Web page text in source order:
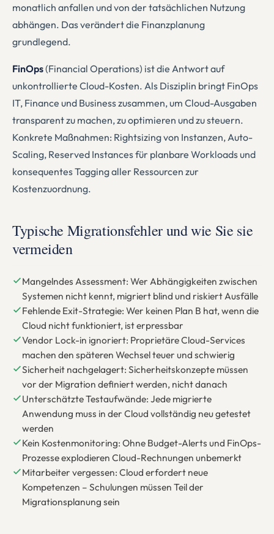
monatlich anfallen und von der tatsächlichen Nutzung
abhängen. Das verändert die Finanzplanung
grundlegend.
FinOps(Financial Operations) ist die Antwort auf
unkontrollierte Cloud-Kosten. Als Disziplin bringt FinOps
IT, Finance und Business zusammen, um Cloud-Ausgaben
transparent zu machen, zu optimieren und zu steuern.
Konkrete Maßnahmen: Rightsizing von Instanzen, Auto-
Scaling, Reserved Instances für planbare Workloads und
konsequentes Tagging aller Ressourcen zur
Kostenzuordnung.
Typische Migrationsfehler und wie Sie sie
vermeiden
Mangelndes Assessment: Wer Abhängigkeiten zwischen
Systemen nicht kennt, migriert blind und riskiert Ausfälle
Fehlende Exit-Strategie: Wer keinen Plan B hat, wenn die
Cloud nicht funktioniert, ist erpressbar
Vendor Lock-in ignoriert: Proprietäre Cloud-Services
machen den späteren Wechsel teuer und schwierig
Sicherheit nachgelagert: Sicherheitskonzepte müssen
vor der Migration definiert werden, nicht danach
Unterschätzte Testaufwände: Jede migrierte
Anwendung muss in der Cloud vollständig neu getestet
werden
Kein Kostenmonitoring: Ohne Budget-Alerts und FinOps-
Prozesse explodieren Cloud-Rechnungen unbemerkt
Mitarbeiter vergessen: Cloud erfordert neue
Kompetenzen – Schulungen müssen Teil der
Migrationsplanung sein